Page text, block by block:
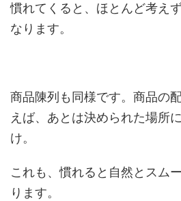
慣れてくると、ほとんど考え
なります。
商品陳列も同様です。商品の
えば、あとは決められた場所
け。
これも、慣れると自然とスム
ります。